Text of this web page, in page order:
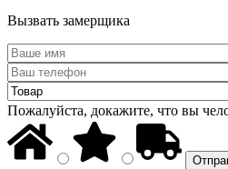
Вызвать замерщика
Пожалуйста, докажите, что вы